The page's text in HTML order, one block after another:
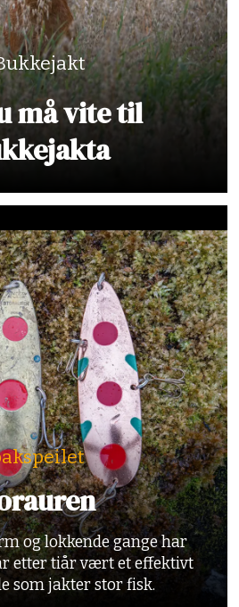
må vite til
og lokkende gange har
etter tiår vært et effektivt
som jakter stor fisk.